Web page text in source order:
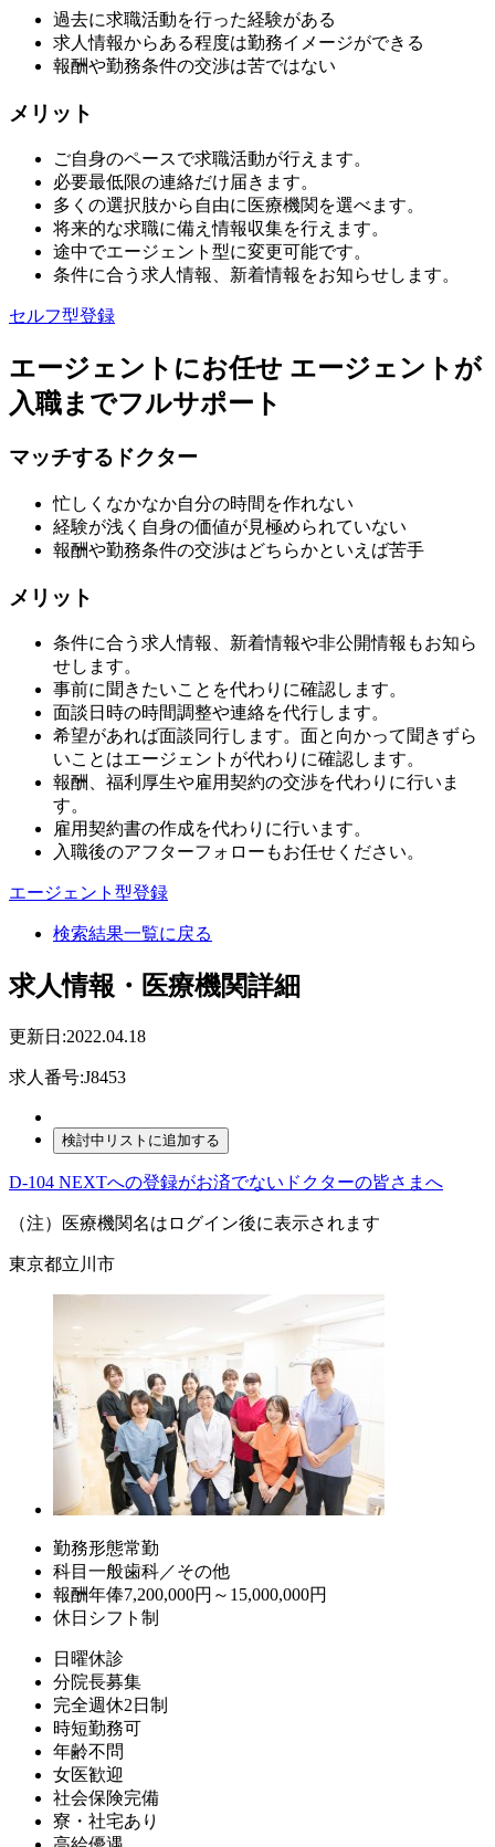
過去に求職活動を行った経験がある
求人情報からある程度は勤務イメージができる
報酬や勤務条件の交渉は苦ではない
メリット
ご自身のペースで求職活動が行えます。
必要最低限の連絡だけ届きます。
多くの選択肢から自由に医療機関を選べます。
将来的な求職に備え情報収集を行えます。
途中でエージェント型に変更可能です。
条件に合う求人情報、新着情報をお知らせします。
セルフ型登録
エージェントにお任せ エージェントが
入職までフルサポート
マッチするドクター
忙しくなかなか自分の時間を作れない
経験が浅く自身の価値が見極められていない
報酬や勤務条件の交渉はどちらかといえば苦手
メリット
条件に合う求人情報、新着情報や非公開情報もお知ら
せします。
事前に聞きたいことを代わりに確認します。
面談日時の時間調整や連絡を代行します。
希望があれば面談同行します。面と向かって聞きずら
いことはエージェントが代わりに確認します。
報酬、福利厚生や雇用契約の交渉を代わりに行いま
す。
雇用契約書の作成を代わりに行います。
入職後のアフターフォローもお任せください。
エージェント型登録
検索結果一覧に戻る
求人情報・医療機関詳細
更新日:2022.04.18
求人番号:J8453
D-104 NEXTへの登録がお済でないドクターの皆さまへ
（注）医療機関名はログイン後に表示されます
東京都立川市
勤務形態常勤
科目 一般歯科／その他
報酬年俸7,200,000円～15,000,000円
休日 シフト制
日曜休診
分院長募集
完全週休2日制
時短勤務可
年齢不問
女医歓迎
社会保険完備
寮・社宅あり